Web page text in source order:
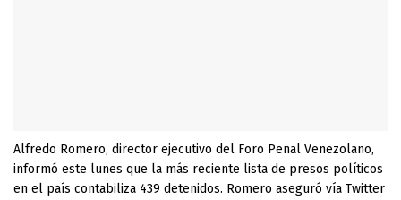
Alfredo Romero, director ejecutivo del Foro Penal Venezolano,
informó este lunes que la más reciente lista de presos políticos
en el país contabiliza 439 detenidos. Romero aseguró vía Twitter